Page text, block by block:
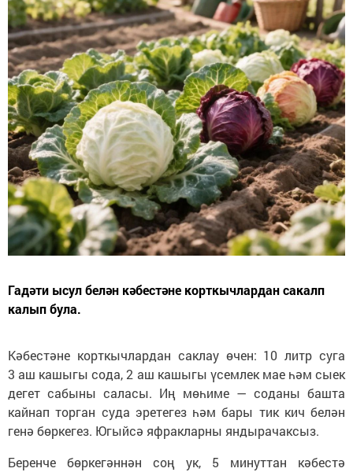
Гадәти ысул белән кәбестәне корткычлардан сакалп
калып була.
Кәбестәне корткычлардан саклау өчен: 10 литр суга
3 аш кашыгы сода, 2 аш кашыгы үсемлек мае һәм сыек
дегет сабыны саласы. Иң мөһиме — соданы башта
кайнап торган суда эретегез һәм бары тик кич белән
генә бөркегез. Югыйсә яфракларны яндырачаксыз.
Беренче бөркегәннән соң ук, 5 минуттан кәбестә